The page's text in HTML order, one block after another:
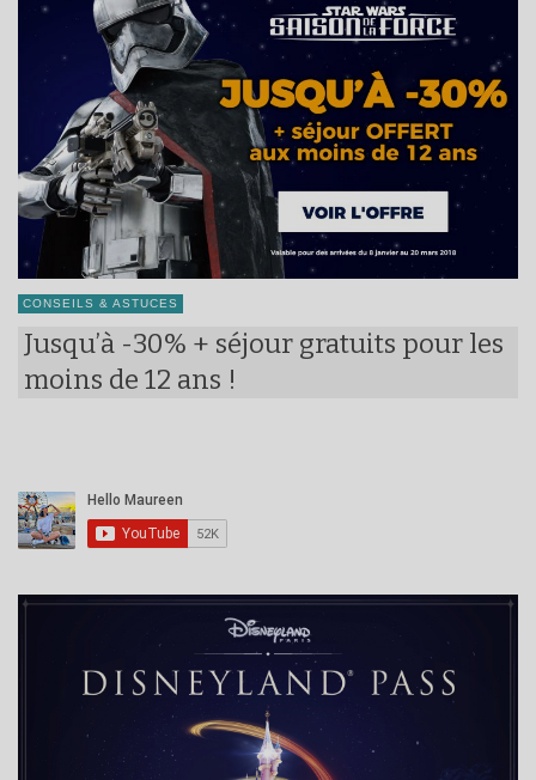
CONSEILS & ASTUCES
Jusqu’à -30% + séjour gratuits pour les
moins de 12 ans !